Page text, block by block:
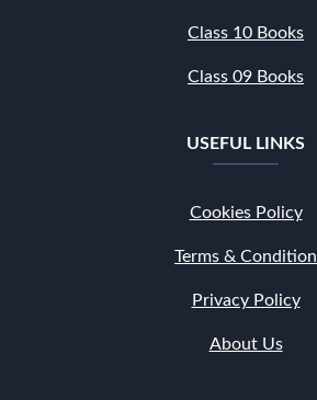
Class 10 Books
Class 09 Books
USEFUL LINKS
Cookies Policy
Terms & Condition
Privacy Policy
About Us